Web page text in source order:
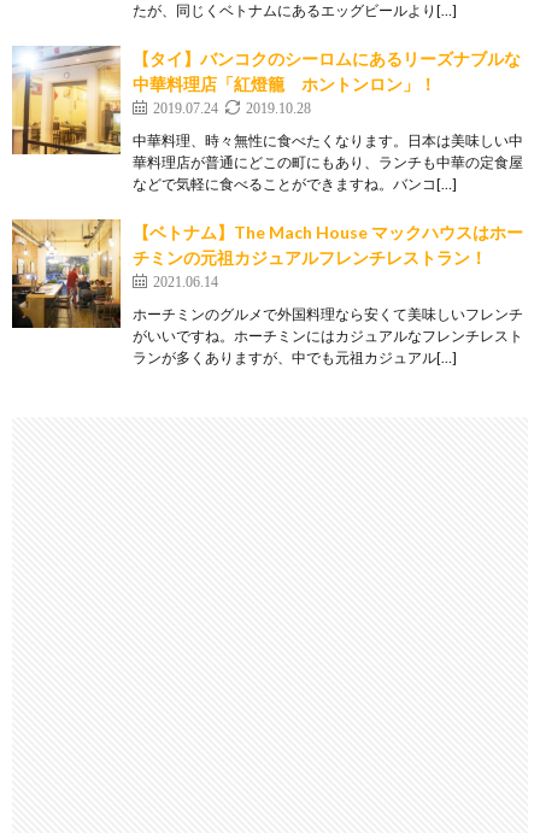
たが、同じくベトナムにあるエッグビールより[…]
【タイ】バンコクのシーロムにあるリーズナブルな
中華料理店「紅燈籠 ホントンロン」！
2019.07.24 2019.10.28
中華料理、時々無性に食べたくなります。日本は美味しい中
華料理店が普通にどこの町にもあり、ランチも中華の定食屋
などで気軽に食べることができますね。バンコ[…]
【ベトナム】The Mach House マックハウスはホー
チミンの元祖カジュアルフレンチレストラン！
2021.06.14
ホーチミンのグルメで外国料理なら安くて美味しいフレンチ
がいいですね。ホーチミンにはカジュアルなフレンチレスト
ランが多くありますが、中でも元祖カジュアル[…]